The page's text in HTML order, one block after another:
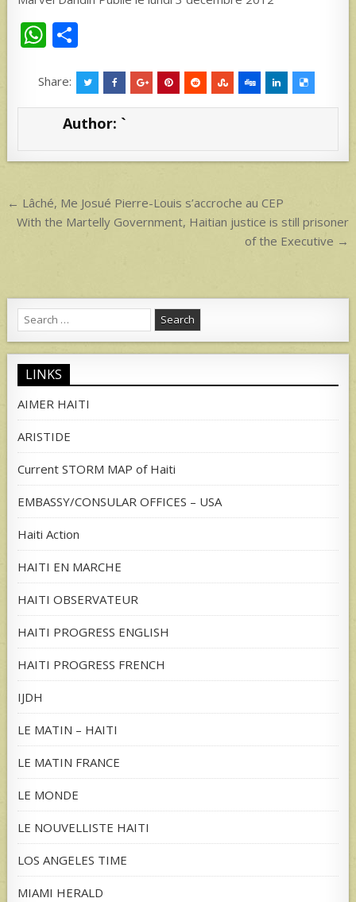
W
at
s
p
ar
e
Share:
Author: `
Post
navigation
← Lâché, Me Josué Pierre-Louis s’accroche au CEP
With the Martelly Government, Haitian justice is still prisoner
of the Executive →
Search
for:
LINKS
AIMER HAITI
ARISTIDE
Current STORM MAP of Haiti
EMBASSY/CONSULAR OFFICES – USA
Haiti Action
HAITI EN MARCHE
HAITI OBSERVATEUR
HAITI PROGRESS ENGLISH
HAITI PROGRESS FRENCH
IJDH
LE MATIN – HAITI
LE MATIN FRANCE
LE MONDE
LE NOUVELLISTE HAITI
LOS ANGELES TIME
MIAMI HERALD